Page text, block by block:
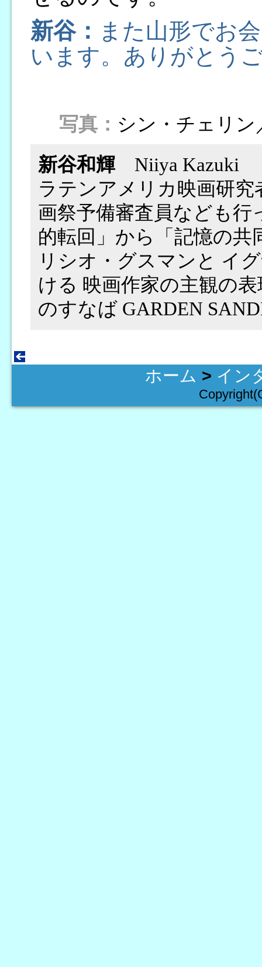
新谷： また山形でお
います。ありがとう
写真： シン・チェリン
新谷和輝Niiya Kazuki
ラテンアメリカ映画研
画祭予備審査員なども行
的転回」から「記憶の
リシオ・グスマンと イ
ける 映画作家の主観の
のすなば GARDEN
ホーム > イン